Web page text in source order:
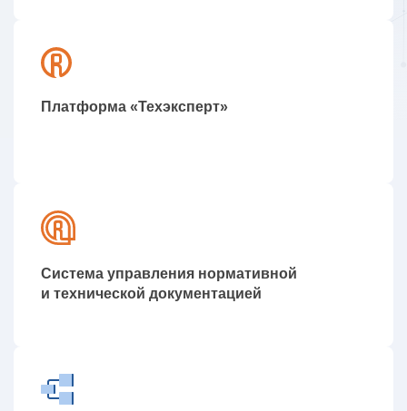
Платформа «Техэксперт»
Система управления нормативной
и технической документацией